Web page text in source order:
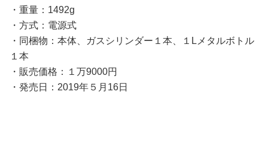
・重量：1492g
・方式：電源式
・同梱物：本体、ガスシリンダー１本、１Lメタルボトル
１本
・販売価格：１万9000円
・発売日：2019年５月16日